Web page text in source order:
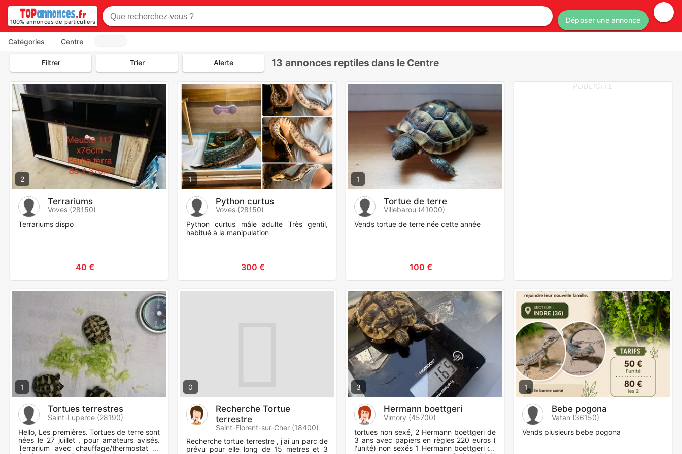
100% annonces de particuliers Déposer une annonce
Catégories Centre
Filtrer Trier Alerte 13 annonces reptiles dans le Centre
2
Terrariums
Voves (28150)
Terrariums dispo
40 €
1
Python curtus
Voves (28150)
Python curtus mâle adulte Très gentil,
habitué à la manipulation
300 €
1
Tortue de terre
Villebarou (41000)
Vends tortue de terre née cette année
100 €
PUBLICITE
1
Tortues terrestres
Saint-Luperce (28190)
Hello, Les premières. Tortues de terre sont
nées le 27 juillet , pour amateurs avisés.
Terrarium avec chauffage/thermostat et
0
Recherche Tortue
terrestre
Saint-Florent-sur-Cher (18400)
Recherche tortue terrestre , j'ai un parc de
prévu pour elle long de 15 metres et 3
3
Hermann boettgeri
Vimory (45700)
tortues non sexé, 2 Hermann boettgeri de
3 ans avec papiers en règles 220 euros (
l'unité) non sexés 1 Hermann boettgeri de
1
Bebe pogona
Vatan (36150)
Vends plusieurs bebe pogona